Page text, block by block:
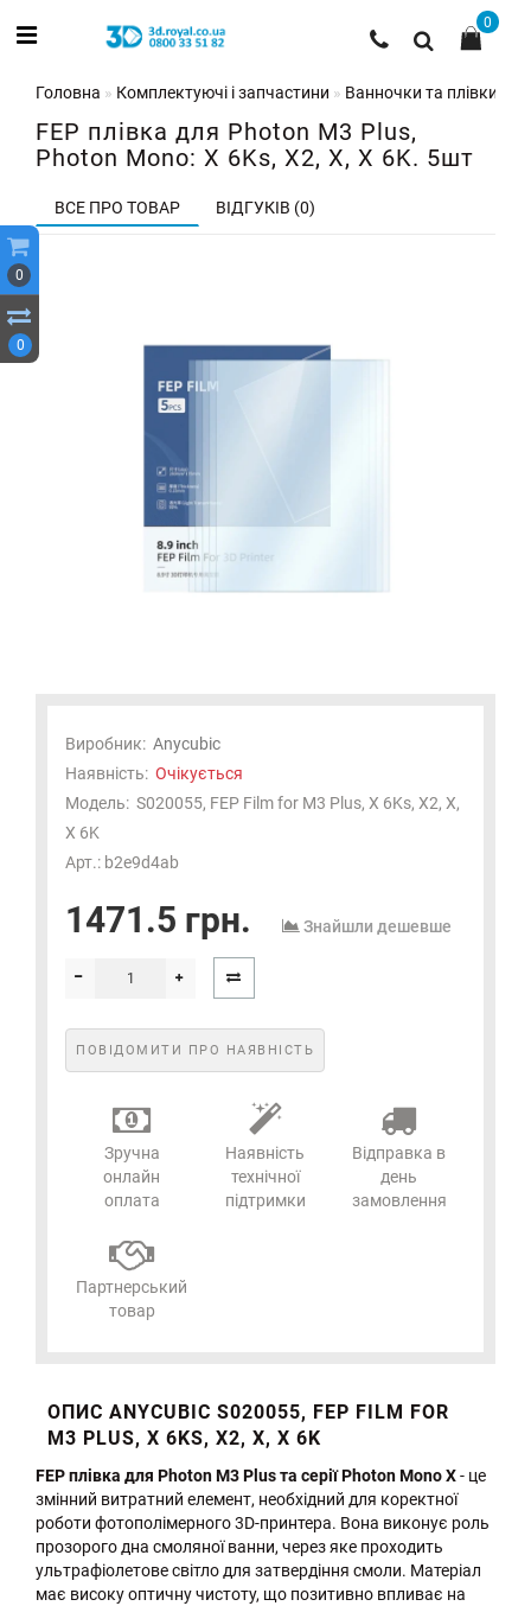
0
0
0
Головна Комплектуючі і запчастини Ванночки та плівки для
FEP плівка для Photon M3 Plus,
Photon Mono: X 6Ks, X2, X, X 6K. 5шт
ВСЕ ПРО ТОВАР ВІДГУКІВ (0)
Виробник: Anycubic
Наявність: Очікується
Модель: S020055, FEP Film for M3 Plus, X 6Ks, X2, X,
X 6K
Арт.: b2e9d4ab
1471.5 грн. Знайшли дешевше
ПОВІДОМИТИ ПРО НАЯВНІСТЬ
Зручна
онлайн
оплата
Наявність
технічної
підтримки
Відправка в
день
замовлення
Партнерський
товар
ОПИС ANYCUBIC S020055, FEP FILM FOR
M3 PLUS, X 6KS, X2, X, X 6K
FEP плівка для Photon M3 Plus та серії Photon Mono X- це
змінний витратний елемент, необхідний для коректної
роботи фотополімерного 3D-принтера. Вона виконує роль
прозорого дна смоляної ванни, через яке проходить
ультрафіолетове світло для затвердіння смоли. Матеріал
має високу оптичну чистоту, що позитивно впливає на